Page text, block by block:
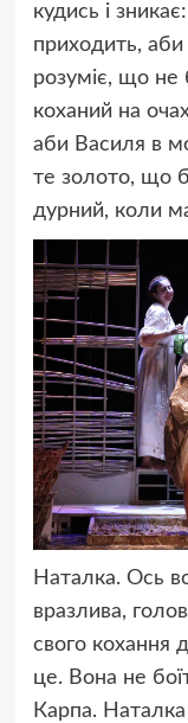
кудись і
приходить,
розуміє, що не
коханий на
аби Василя в
те золото, що
дурний, коли
Наталка. Ось
вразлива,
свого кохання
це. Вона не
Карпа.